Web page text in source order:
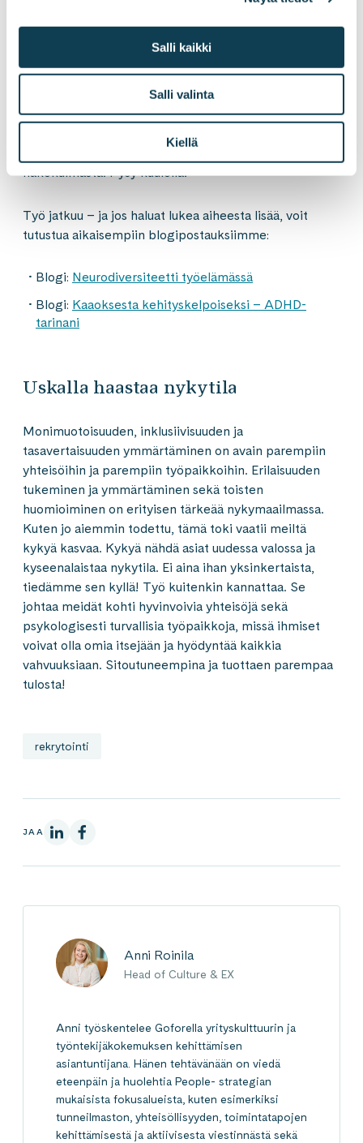
Salli kaikki
Salli valinta
Kiellä
koulutukset etenevät sekä käymme tiivistä
keskustelua esimerkiksi työterveyshuoltomme kanssa
siitä, miten voisimme kaikki tukea neuroepätyypillisiä
kollegoitamme paremmin. Lisäksi rekrytointitiimimme
näkökulmasta. Pysy kuulolla!
Työ jatkuu – ja jos haluat lukea aiheesta lisää, voit
tutustua aikaisempiin blogipostauksiimme:
Blogi: Neurodiversiteetti työelämässä
Blogi: Kaaoksesta kehityskelpoiseksi – ADHD-
tarinani
Uskalla haastaa nykytila
Monimuotoisuuden, inklusiivisuuden ja
tasavertaisuuden ymmärtäminen on avain parempiin
yhteisöihin ja parempiin työpaikkoihin. Erilaisuuden
tukeminen ja ymmärtäminen sekä toisten
huomioiminen on erityisen tärkeää nykymaailmassa.
Kuten jo aiemmin todettu, tämä toki vaatii meiltä
kykyä kasvaa. Kykyä nähdä asiat uudessa valossa ja
kyseenalaistaa nykytila. Ei aina ihan yksinkertaista,
tiedämme sen kyllä! Työ kuitenkin kannattaa. Se
johtaa meidät kohti hyvinvoivia yhteisöjä sekä
psykologisesti turvallisia työpaikkoja, missä ihmiset
voivat olla omia itsejään ja hyödyntää kaikkia
vahvuuksiaan. Sitoutuneempina ja tuottaen parempaa
tulosta!
rekrytointi
JAA LinkedInissä
Facebookissa
Anni Roinila
Head of Culture & EX
Anni työskentelee Goforella yrityskulttuurin ja
työntekijäkokemuksen kehittämisen
asiantuntijana. Hänen tehtävänään on viedä
eteenpäin ja huolehtia People- strategian
mukaisista fokusalueista, kuten esimerkiksi
tunneilmaston, yhteisöllisyyden, toimintatapojen
kehittämisestä ja aktiivisesta viestinnästä sekä